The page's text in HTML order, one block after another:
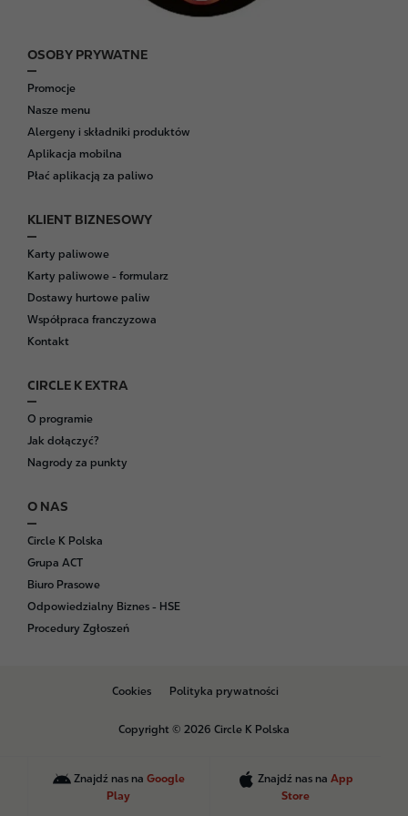
F
o
o
t
e
r
OSOBY PRYWATNE
Promocje
Nasze menu
Alergeny i składniki produktów
Aplikacja mobilna
Płać aplikacją za paliwo
KLIENT BIZNESOWY
Karty paliwowe
Karty paliwowe - formularz
Dostawy hurtowe paliw
Współpraca franczyzowa
Kontakt
CIRCLE K EXTRA
O programie
Jak dołączyć?
Nagrody za punkty
O NAS
Circle K Polska
Grupa ACT
Biuro Prasowe
Odpowiedzialny Biznes - HSE
Procedury Zgłoszeń
B
Cookies Polityka prywatności
Copyright © 2026 Circle K Polska
Znajdź nas na Google
Play
Znajdź nas naApp
Store